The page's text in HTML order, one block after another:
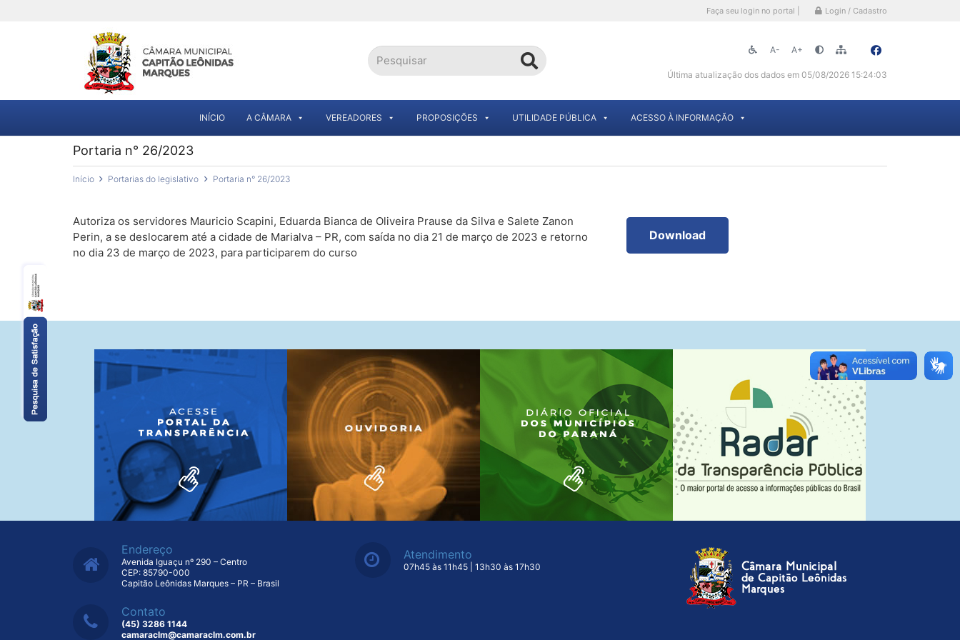
Faça seu login no portal | Login / Cadastro
A- A+
Última atualização dos dados em 05/08/2026 15:24:03
INÍCIO A CÂMARA VEREADORES PROPOSIÇÕES UTILIDADE PÚBLICA ACESSO À INFORMAÇÃO
Portaria n° 26/2023
Início Portarias do legislativo Portaria n° 26/2023
Autoriza os servidores Mauricio Scapini, Eduarda Bianca de Oliveira Prause da Silva e Salete Zanon
Perin, a se deslocarem até a cidade de Marialva – PR, com saída no dia 21 de março de 2023 e retorno
no dia 23 de março de 2023, para participarem do curso
Download
Endereço
Avenida Iguaçu nº 290 – Centro
CEP: 85790-000
Capitão Leônidas Marques – PR – Brasil
Contato
(45) 3286 1144
camaraclm@camaraclm.com.br
Atendimento
07h45 às 11h45 | 13h30 às 17h30